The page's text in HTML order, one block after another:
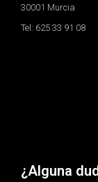
30001 Murcia
Tel: 625 33 91 08
¿Alguna